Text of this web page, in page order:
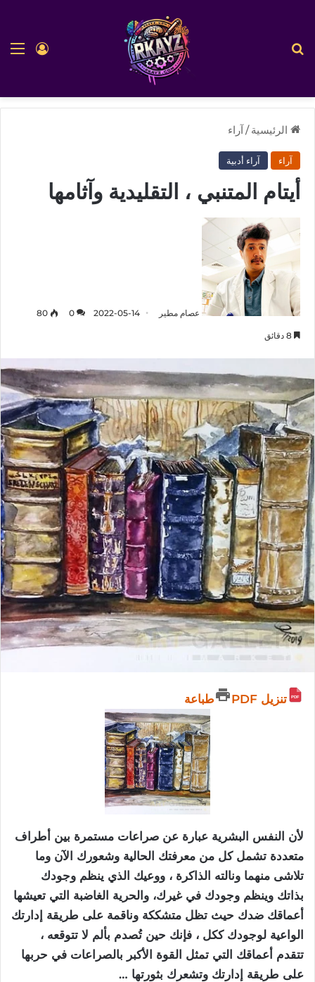
تسجيل
الرئيسية /آراء
آراء آراء أدبية
أيتام المتنبي ، التقليدية وآثامها
عصام مطير 2022-05-14
0
80
تنزيل PDF طباعة
لأن النفس البشرية عبارة عن صراعات مستمرة بين أطراف
متعددة تشمل كل من معرفتك الحالية وشعورك الآن وما
تلاشى منهما ونالته الذاكرة ، ووعيك الذي ينظم وجودك
بذاتك وينظم وجودك في غيرك، والحرية الغاضبة التي تعيشها
أعماقك ضدك حيث تظل متشككة وناقمة على طريقة إدارتك
الواعية لوجودك ككل ، فإنك حين تُصدم بألم لا تتوقعه ،
تتقدم أعماقك التي تمثل القوة الأكبر بالصراعات في حربها
على طريقة إدارتك وتشعرك بثورتها …